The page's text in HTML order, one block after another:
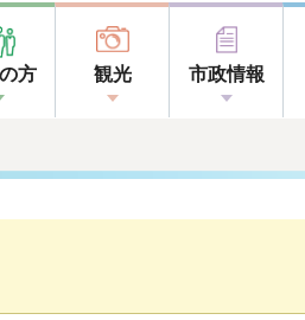
方 観光 市政情報